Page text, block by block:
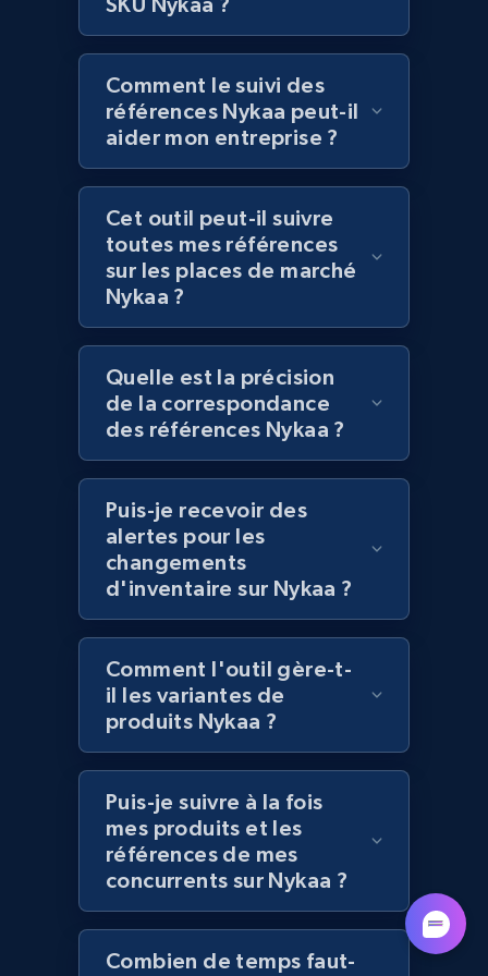
URL, Domain, Marketplace pn, Sku, Other pn,
Model number, Gtin ean pn, Product name, and
991+ 162+ Commencer
Lowes.com - Gather data on products using
specified keywords
URL, Domain, Marketplace pn, Sku, Other pn,
Model number, Gtin ean pn, Product name, and
more.
Lowes.com - Collect records by category
URL, Domain, Marketplace pn, Sku, Other pn,
Model number, Gtin ean pn, Product name, and
991+ 162+ Commencer
Lazada - Products
URL, Title, Rating, Reviews, Initial price, Final
price, Currency, Stock, and more.
988+ 160+ Commencer
Comment le suivi des
références Nykaa peut-il
aider mon entreprise ?
Cet outil peut-il suivre
toutes mes références
sur les places de marché
Nykaa ?
Quelle est la précision
de la correspondance
des références Nykaa ?
Puis-je recevoir des
alertes pour les
changements
d'inventaire sur Nykaa ?
Comment l'outil gère-t-
il les variantes de
produits Nykaa ?
Puis-je suivre à la fois
mes produits et les
références de mes
concurrents sur Nykaa ?
Combien de temps faut-